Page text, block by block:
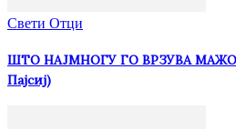
Свети Отци
ШТО НАЈМНОГУ ГО ВРЗУВА
Пајсиј)